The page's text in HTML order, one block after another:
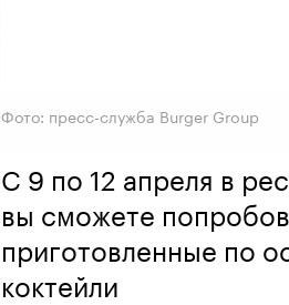
Фото: пресс-служба Burger Group
С 9 по 12 апреля в
вы сможете
приготовленные по
коктейли